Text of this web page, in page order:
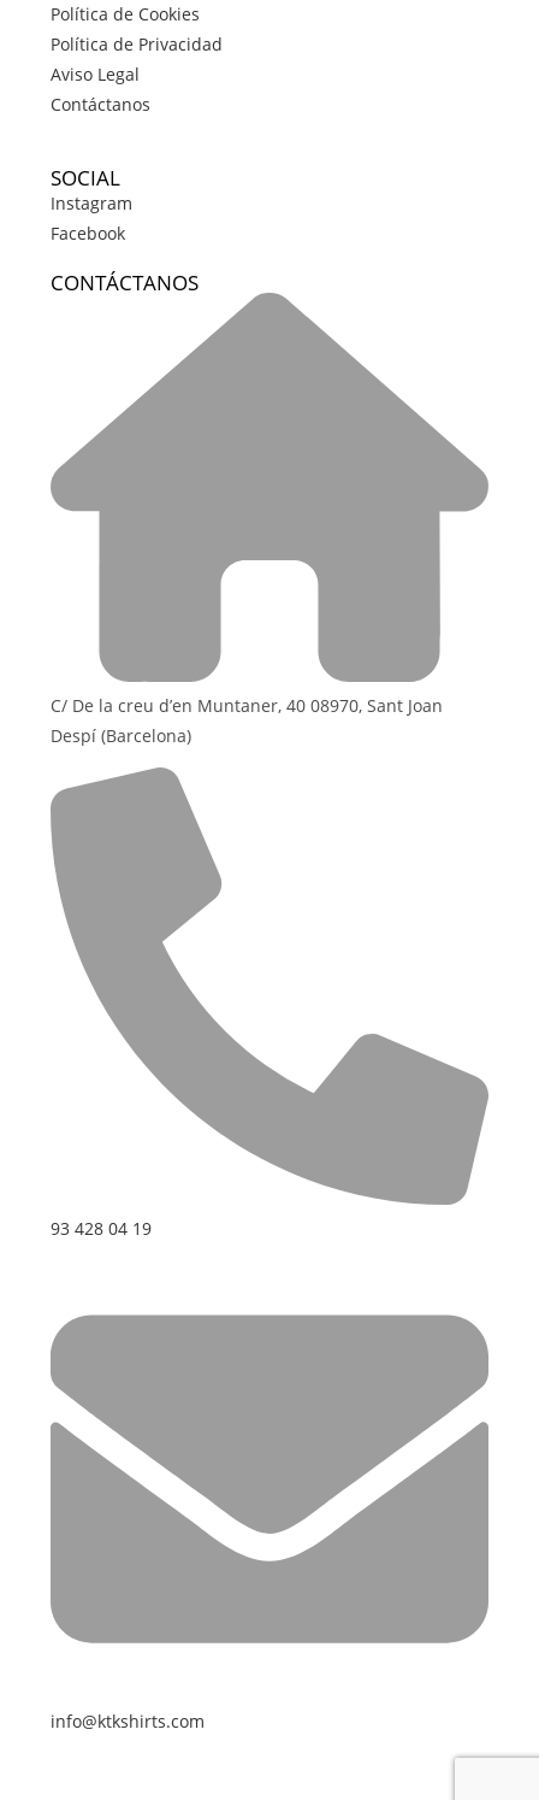
Política de Cookies
Política de Privacidad
Aviso Legal
Contáctanos
SOCIAL
Instagram
Facebook
CONTÁCTANOS
C/ De la creu d’en Muntaner, 40 08970, Sant Joan
Despí (Barcelona)
93 428 04 19
info@ktkshirts.com